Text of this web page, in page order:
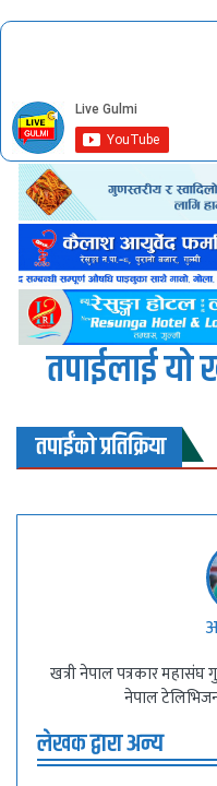
तपाईलाई यो
तपाईंको प्रतिक्रिया
खत्री नेपाल पत्रकार
नेपाल
लेखक द्वारा अन्य